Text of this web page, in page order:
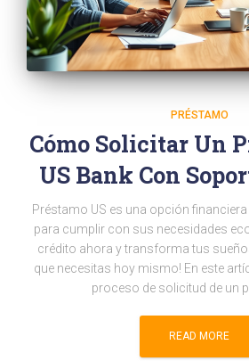
PRÉSTAMO
Cómo Solicitar Un
US Bank Con
Préstamo US es una opción
para cumplir con sus necesidades
crédito ahora y transforma tus
que necesitas hoy mismo! En este
proceso de solicitud de un
READ MORE